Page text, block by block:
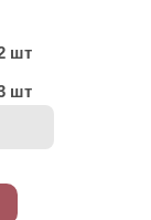
шт
шт